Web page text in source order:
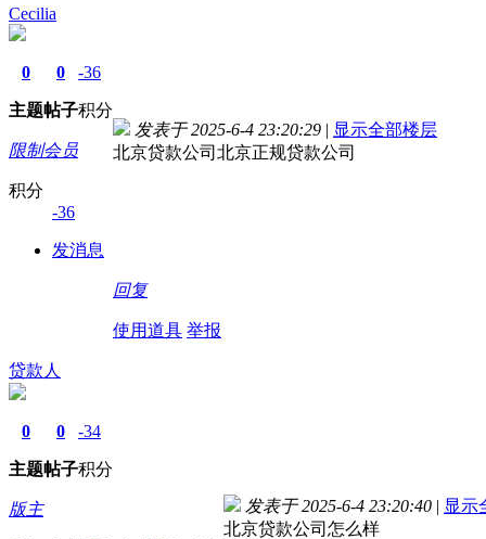
Cecilia
0
主题
0
帖子
-36
积分
限制会员
积分
-36
发消息
发表于 2025-6-4 23:20:29 | 显示全部楼层
北京贷款公司北京正规贷款公司
回复
使用道具 举报
贷款人
0
主题
0
帖子
-34
积分
版主 发表于 2025-6-4 23:20:40 | 显示
北京贷款公司怎么样